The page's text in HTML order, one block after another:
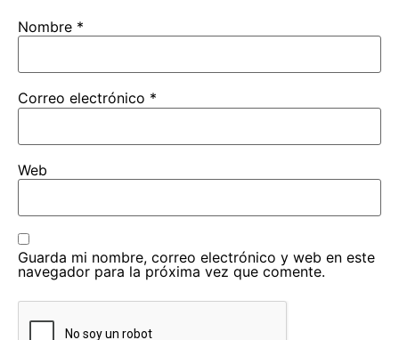
Nombre *
Correo electrónico *
Web
Guarda mi nombre, correo electrónico y web en este
navegador para la próxima vez que comente.